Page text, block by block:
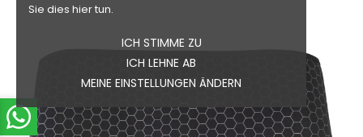
Sie dies hier tun.
ICH STIMME ZU
ICH LEHNE AB
MEINE EINSTELLUNGEN ÄNDERN